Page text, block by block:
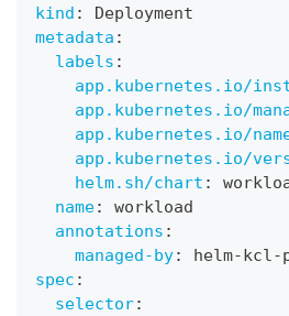
kind :
Deployment
metadata :
labels :
app.kubernetes.io/
app.kubernetes.io/
app.kubernetes.io/
app.kubernetes.io/
helm.sh/chart :
name:
workload
annotations :
managed-by: helm-kcl-
spec :
selector: